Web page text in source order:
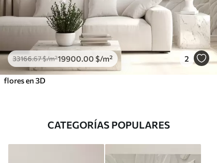
33166.67$/m²19900 .00 $/m² 2
flores en 3D
CATEGORÍAS POPULARES